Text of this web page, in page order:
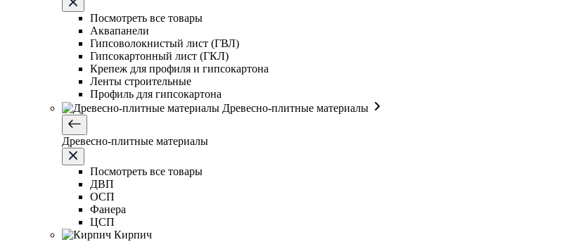
Посмотреть все товары
Аквапанели
Гипсоволокнистый лист (ГВЛ)
Гипсокартонный лист (ГКЛ)
Крепеж для профиля и гипсокартона
Ленты строительные
Профиль для гипсокартона
Древесно-плитные материалы
Древесно-плитные материалы
Посмотреть все товары
ДВП
ОСП
Фанера
ЦСП
Кирпич